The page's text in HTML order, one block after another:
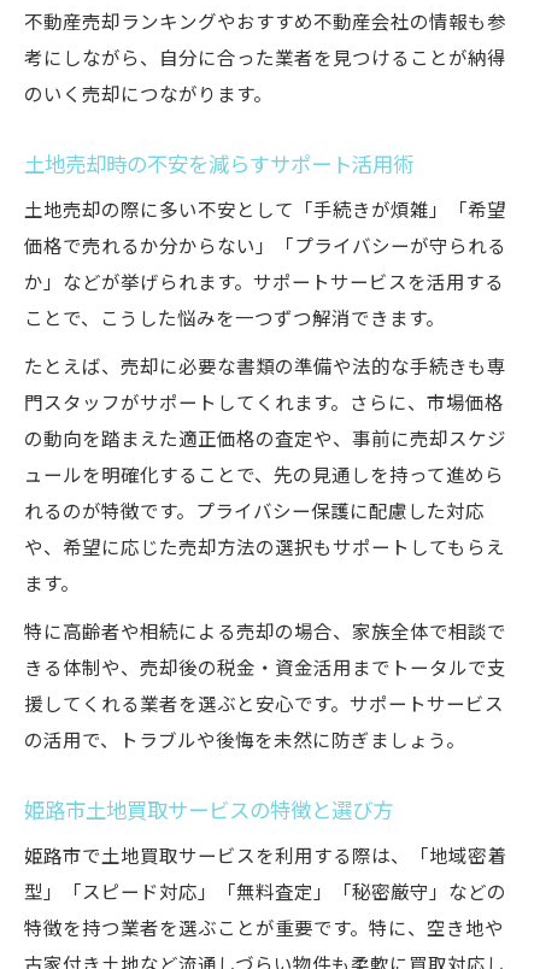
不動産売却ランキングやおすすめ不動産会社の情報も参
考にしながら、自分に合った業者を見つけることが納得
のいく売却につながります。
土地売却時の不安を減らすサポート活用術
土地売却の際に多い不安として「手続きが煩雑」「希望
価格で売れるか分からない」「プライバシーが守られる
か」などが挙げられます。サポートサービスを活用する
ことで、こうした悩みを一つずつ解消できます。
たとえば、売却に必要な書類の準備や法的な手続きも専
門スタッフがサポートしてくれます。さらに、市場価格
の動向を踏まえた適正価格の査定や、事前に売却スケジ
ュールを明確化することで、先の見通しを持って進めら
れるのが特徴です。プライバシー保護に配慮した対応
や、希望に応じた売却方法の選択もサポートしてもらえ
ます。
特に高齢者や相続による売却の場合、家族全体で相談で
きる体制や、売却後の税金・資金活用までトータルで支
援してくれる業者を選ぶと安心です。サポートサービス
の活用で、トラブルや後悔を未然に防ぎましょう。
姫路市土地買取サービスの特徴と選び方
姫路市で土地買取サービスを利用する際は、「地域密着
型」「スピード対応」「無料査定」「秘密厳守」などの
特徴を持つ業者を選ぶことが重要です。特に、空き地や